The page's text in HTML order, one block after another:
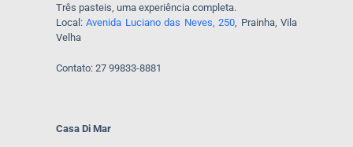
Três pasteis, uma experiência completa.
Local:Avenida Luciano das Neves, 250, Prainha, Vila
Velha
Contato: 27 99833-8881
Casa Di Mar